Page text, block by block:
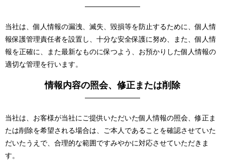
当社は、個人情報の漏洩、滅失、毀損等を防止するために、個人情
報保護管理責任者を設置し、十分な安全保護に努め、また、個人情
報を正確に、また最新なものに保つよう、お預かりした個人情報の
適切な管理を行います。
情報内容の照会、修正または削除
当社は、お客様が当社にご提供いただいた個人情報の照会、修正ま
たは削除を希望される場合は、ご本人であることを確認させていた
だいたうえで、合理的な範囲ですみやかに対応させていただきま
す。